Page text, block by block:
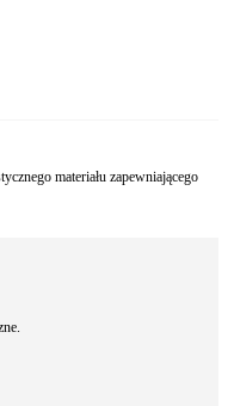
materiału zapewniającego